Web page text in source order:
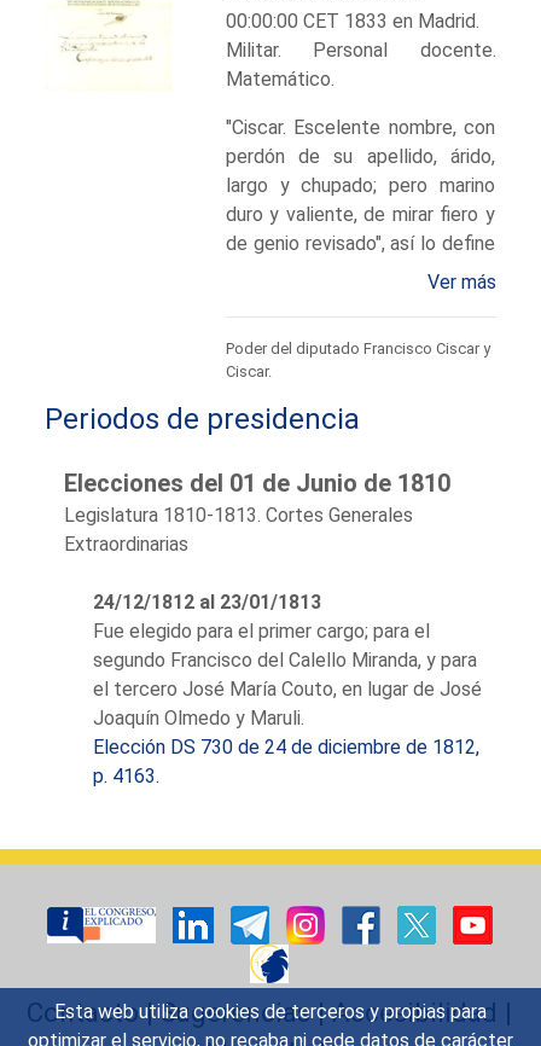
Esta web utiliza cookies de terceros y propias para
optimizar el servicio, no recaba ni cede datos de carácter
00:00:00 CET 1833 en Madrid.
Militar. Personal docente.
Matemático.
"Ciscar. Escelente nombre, con
perdón de su apellido, árido,
largo y chupado; pero marino
duro y valiente, de mirar fiero y
de genio revisado", así lo define
una semblanza de la época.
situado en el Palacio del
del mar, en tierras de Ciudad
profesional de este ilustre
marino que llegó a presidir la
hermanos, Francisco, que fue
diputado en 1810, 1813 y 1820
y presidente en Cádiz, y su
hermano mayor Gabriel,
matemático, también marino y
miembro de la Junta Central y
consultar a las Cortes si por
exonerado del cargo de
diputado. Realizada la consulta,
en la sesión de 21 de julio de
Acta.
Ver más
Poder del diputado Francisco Ciscar y
Ciscar.
Periodos de presidencia
Elecciones del 01 de Junio de 1810
Legislatura 1810-1813. Cortes Generales
Extraordinarias
24/12/1812 al 23/01/1813
Fue elegido para el primer cargo; para el
segundo Francisco del Calello Miranda, y para
el tercero José María Couto, en lugar de José
Joaquín Olmedo y Maruli.
Elección DS 730 de 24 de diciembre de 1812,
p. 4163.
Contacto|Sugerencias|Accesibilidad |